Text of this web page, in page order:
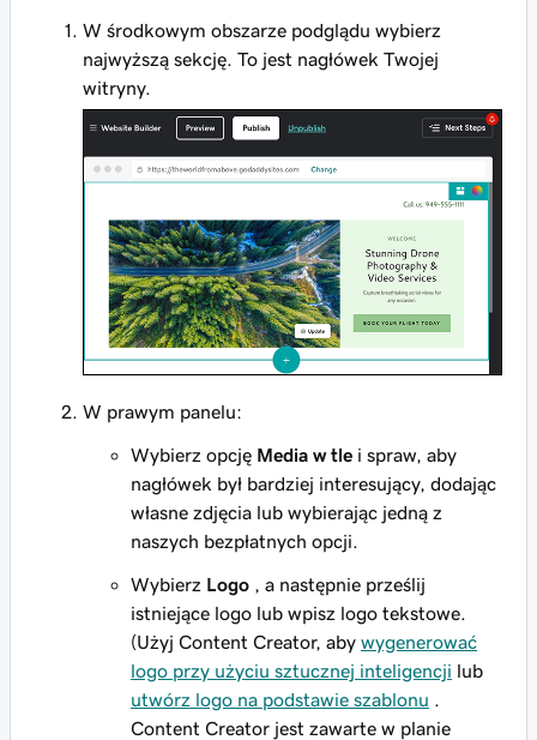
W środkowym obszarze podglądu wybierz
najwyższą sekcję. To jest nagłówek Twojej
witryny.
W prawym panelu:
Wybierz opcję Media w tle i spraw, aby
nagłówek był bardziej interesujący, dodając
własne zdjęcia lub wybierając jedną z
naszych bezpłatnych opcji.
Wybierz Logo , a następnie prześlij
istniejące logo lub wpisz logo tekstowe.
(Użyj Content Creator, aby wygenerować
logo przy użyciu sztucznej inteligencji lub
utwórz logo na podstawie szablonu .
Content Creator jest zawarte w planie